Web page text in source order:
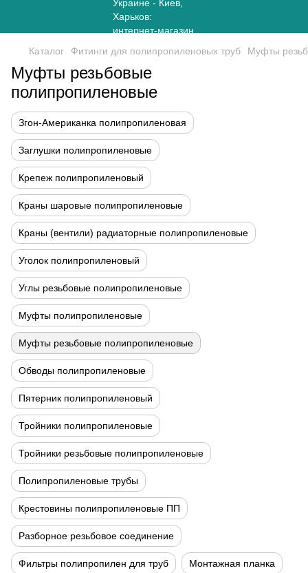
Каталог Фитинги для полипропиленовых труб Муфты
Муфты резьбовые
полипропиленовые
Згон-Американка полипропиленовая
Заглушки полипропиленовые
Крепеж полипропиленовый
Краны шаровые полипропиленовые
Краны (вентили) радиаторные полипропиленовые
Уголок полипропиленовый
Углы резьбовые полипропиленовые
Муфты полипропиленовые
Муфты резьбовые полипропиленовые
Обводы полипропиленовые
Пятерник полипропиленовый
Тройники полипропиленовые
Тройники резьбовые полипропиленовые
Полипропиленовые трубы
Крестовины полипропиленовые ПП
Разборное резьбовое соединение
Фильтры полипропилен для труб Монтажная планка